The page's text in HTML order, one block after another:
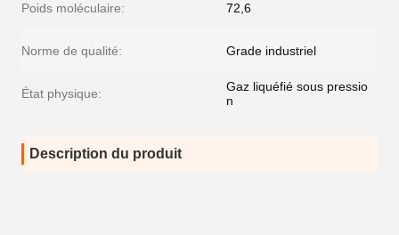
Poids moléculaire: 72,6
Norme de qualité: Grade industriel
État physique:
Gaz liquéfié sous pressio
n
Description du produit